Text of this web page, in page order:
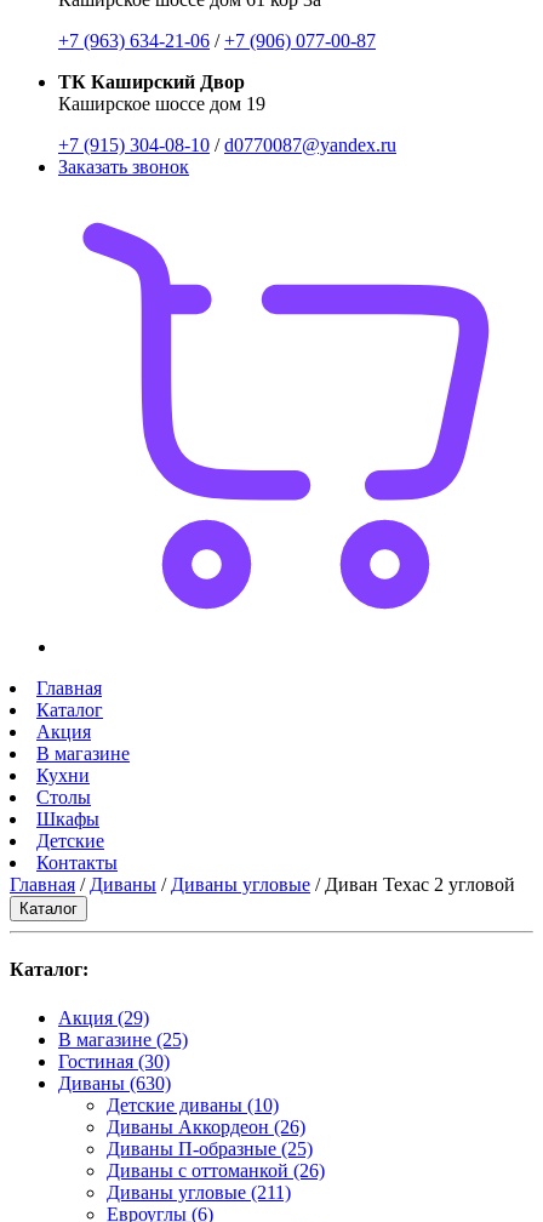
+7 (963) 634-21-06 /+7 (906) 077-00-87
ТК Каширский Двор
Каширское шоссе дом 19
+7 (915) 304-08-10 /d0770087@yandex.ru
Заказать звонок
Главная
Каталог
Акция
В магазине
Кухни
Столы
Шкафы
Детские
Контакты
Главная / Диваны / Диваны угловые / Диван Техас 2 угловой
Каталог
Каталог:
Акция (29)
В магазине (25)
Гостиная (30)
Диваны (630)
Детские диваны (10)
Диваны Аккордеон (26)
Диваны П-образные (25)
Диваны с оттоманкой (26)
Диваны угловые (211)
Евроуглы (6)